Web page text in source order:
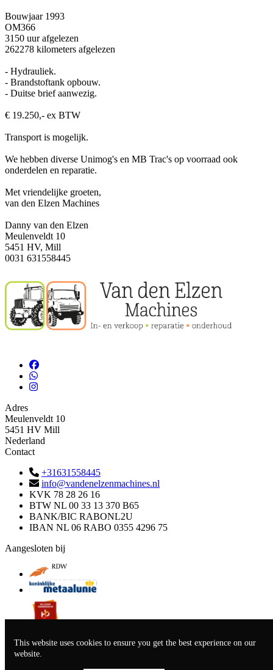
This website uses cookies to ensure you get the best experience on our
website.
Bouwjaar 1993
OM366
3150 uur afgelezen
262278 kilometers afgelezen
- Hydrauliek.
- Brandstoftank opbouw.
- Duitse brief aanwezig.
€ 19.250,- ex BTW
Transport is mogelijk.
We hebben diverse Unimog's en MB Trac's op voorraad ook
onderdelen en reparatie.
Met vriendelijke groeten,
van den Elzen Machines
Danny van den Elzen
Meulenveldt 10
5451 HV, Mill
0031 631558445
Adres
Meulenveldt 10
5451 HV Mill
Nederland
Contact
+31631558445
info@vandenelzenmachines.nl
KVK 78 28 26 16
BTW NL 00 33 13 370 B65
BANK/BIC RABONL2U
IBAN NL 06 RABO 0355 4296 75
Aangesloten bij
Algemene voorwaarden Privacyverklaring